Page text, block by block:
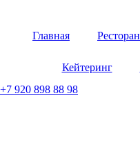
Главная Ресторан
Кейтеринг
+7 920 898 88 98